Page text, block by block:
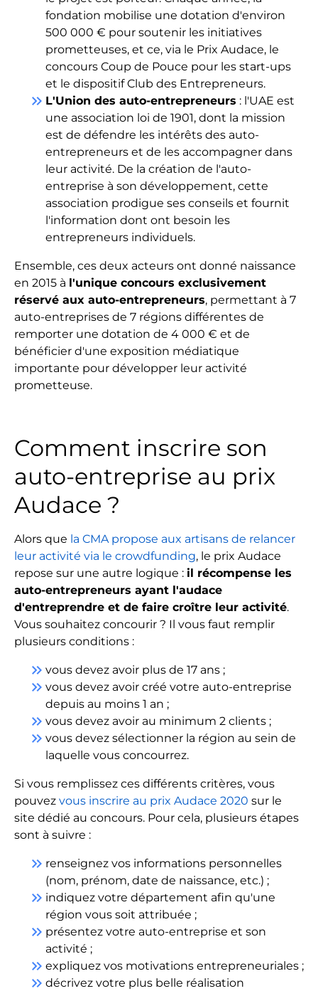
fondation mobilise une dotation d'environ
500 000 € pour soutenir les initiatives
prometteuses, et ce, via le Prix Audace, le
concours Coup de Pouce pour les start-ups
et le dispositif Club des Entrepreneurs.
keyboard_double_arrow_right L'Union des auto-entrepreneurs : l'UAE est
une association loi de 1901, dont la mission
est de défendre les intérêts des auto-
entrepreneurs et de les accompagner dans
leur activité. De la création de l'auto-
entreprise à son développement, cette
association prodigue ses conseils et fournit
l'information dont ont besoin les
entrepreneurs individuels.
Ensemble, ces deux acteurs ont donné naissance
en 2015 à l'unique concours exclusivement
réservé aux auto-entrepreneurs, permettant à 7
auto-entreprises de 7 régions différentes de
remporter une dotation de 4 000 € et de
bénéficier d'une exposition médiatique
importante pour développer leur activité
prometteuse.
Comment inscrire son
auto-entreprise au prix
Audace ?
Alors que la CMA propose aux artisans de relancer
leur activité via le crowdfunding, le prix Audace
repose sur une autre logique : il récompense les
auto-entrepreneurs ayant l'audace
d'entreprendre et de faire croître leur activité.
Vous souhaitez concourir ? Il vous faut remplir
plusieurs conditions :
keyboard_double_arrow_right vous devez avoir plus de 17 ans ;
keyboard_double_arrow_right vous devez avoir créé votre auto-entreprise
depuis au moins 1 an ;
keyboard_double_arrow_right vous devez avoir au minimum 2 clients ;
keyboard_double_arrow_right vous devez sélectionner la région au sein de
laquelle vous concourrez.
Si vous remplissez ces différents critères, vous
pouvez vous inscrire au prix Audace 2020 sur le
site dédié au concours. Pour cela, plusieurs étapes
sont à suivre :
keyboard_double_arrow_right renseignez vos informations personnelles
(nom, prénom, date de naissance, etc.) ;
keyboard_double_arrow_right indiquez votre département afin qu'une
région vous soit attribuée ;
keyboard_double_arrow_right présentez votre auto-entreprise et son
activité ;
keyboard_double_arrow_right expliquez vos motivations entrepreneuriales ;
keyboard_double_arrow_right décrivez votre plus belle réalisation